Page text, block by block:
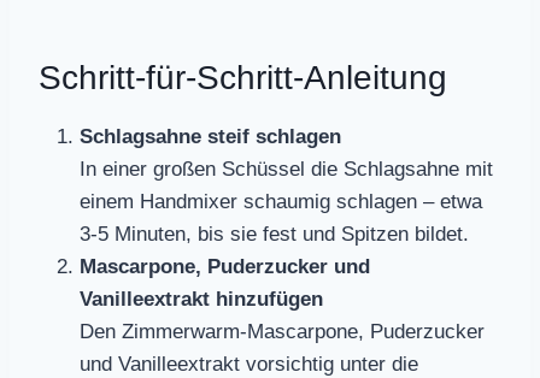
Schritt-für-Schritt-Anleitung
Schlagsahne steif schlagen
In einer großen Schüssel die Schlagsahne mit
einem Handmixer schaumig schlagen – etwa
3-5 Minuten, bis sie fest und Spitzen bildet.
Mascarpone, Puderzucker und
Vanilleextrakt hinzufügen
Den Zimmerwarm-Mascarpone, Puderzucker
und Vanilleextrakt vorsichtig unter die